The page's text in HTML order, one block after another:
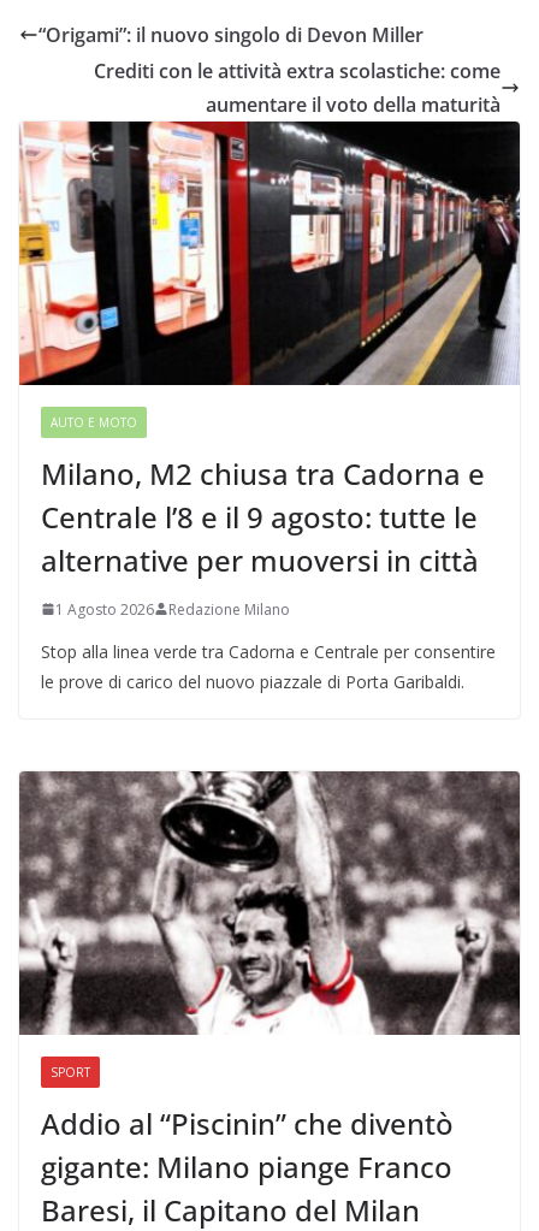
“Origami”: il nuovo singolo di Devon Miller
Crediti con le attività extra scolastiche: come
aumentare il voto della maturità
AUTO E MOTO
Milano, M2 chiusa tra Cadorna e
Centrale l’8 e il 9 agosto: tutte le
alternative per muoversi in città
1 Agosto 2026 Redazione Milano
Stop alla linea verde tra Cadorna e Centrale per consentire
le prove di carico del nuovo piazzale di Porta Garibaldi.
SPORT
Addio al “Piscinin” che diventò
gigante: Milano piange Franco
Baresi, il Capitano del Milan